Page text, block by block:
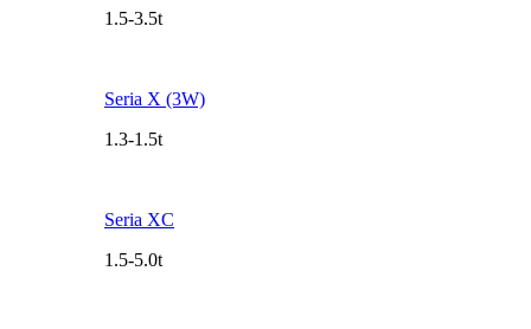
1.5-3.5t
Seria X (3W)
1.3-1.5t
Seria XC
1.5-5.0t